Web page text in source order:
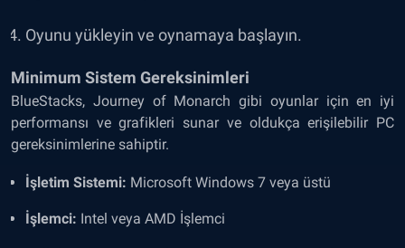
Oyunu yükleyin ve oynamaya başlayın.
Minimum Sistem Gereksinimleri
BlueStacks, Journey of Monarch gibi oyunlar için en iyi
performansı ve grafikleri sunar ve oldukça erişilebilir PC
gereksinimlerine sahiptir.
İşletim Sistemi: Microsoft Windows 7 veya üstü
İşlemci: Intel veya AMD İşlemci